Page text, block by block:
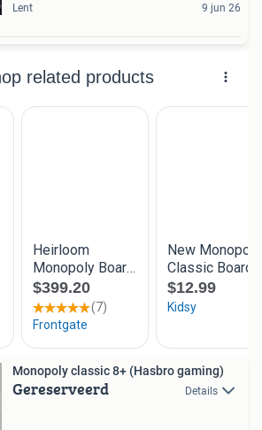
Lent 9 jun 26
Monopoly classic 8+ (Hasbro gaming)
Gereserveerd Details